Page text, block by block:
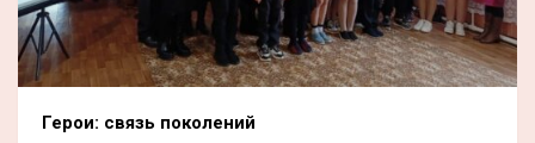
Герои: связь поколений